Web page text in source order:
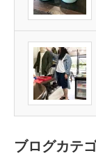
ブログカテ